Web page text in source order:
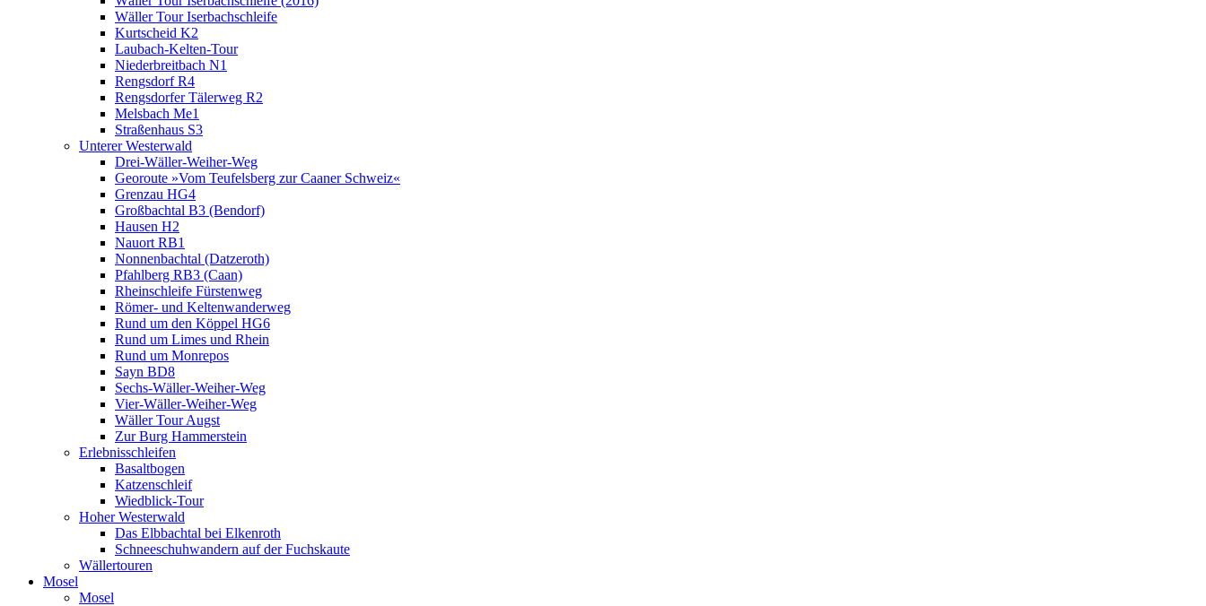
Wäller Tour Iserbachschleife
Kurtscheid K2
Laubach-Kelten-Tour
Niederbreitbach N1
Rengsdorf R4
Rengsdorfer Tälerweg R2
Melsbach Me1
Straßenhaus S3
Unterer Westerwald
Drei-Wäller-Weiher-Weg
Georoute »Vom Teufelsberg zur Caaner Schweiz«
Grenzau HG4
Großbachtal B3 (Bendorf)
Hausen H2
Nauort RB1
Nonnenbachtal (Datzeroth)
Pfahlberg RB3 (Caan)
Rheinschleife Fürstenweg
Römer- und Keltenwanderweg
Rund um den Köppel HG6
Rund um Limes und Rhein
Rund um Monrepos
Sayn BD8
Sechs-Wäller-Weiher-Weg
Vier-Wäller-Weiher-Weg
Wäller Tour Augst
Zur Burg Hammerstein
Erlebnisschleifen
Basaltbogen
Katzenschleif
Wiedblick-Tour
Hoher Westerwald
Das Elbbachtal bei Elkenroth
Schneeschuhwandern auf der Fuchskaute
Wällertouren
Mosel
Mosel